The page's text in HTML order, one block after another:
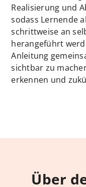
Realisierung und
sodass Lernende
schrittweise an
herangeführt
Anleitung
sichtbar zu
erkennen und
Über